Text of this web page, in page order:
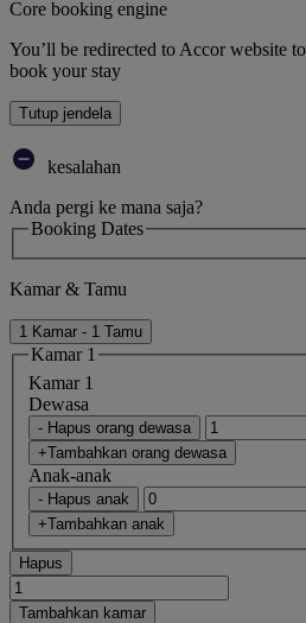
Core booking engine
You’ll be redirected to Accor website
book your stay
Tutup jendela
kesalahan
Anda pergi ke mana saja?
Booking Dates
Kamar & Tamu
1 Kamar - 1 Tamu
Kamar 1
Kamar 1
Dewasa
- Hapus orang dewasa
+Tambahkan orang dewasa
Anak-anak
- Hapus anak
+Tambahkan anak
Hapus
Tambahkan kamar